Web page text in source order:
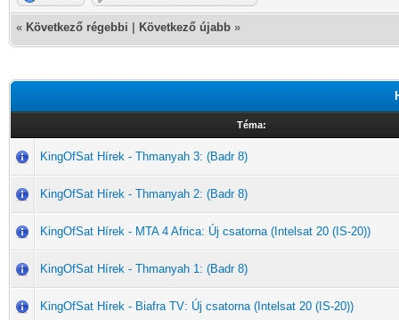
« Következő régebbi Következő újabb »
Téma:
KingOfSat Hírek - Thmanyah 3: (Badr 8)
KingOfSat Hírek - Thmanyah 2: (Badr 8)
KingOfSat Hírek - MTA 4 Africa: Új csatorna (Intelsat 20 (IS-20))
KingOfSat Hírek - Thmanyah 1: (Badr 8)
KingOfSat Hírek - Biafra TV: Új csatorna (Intelsat 20 (IS-20))